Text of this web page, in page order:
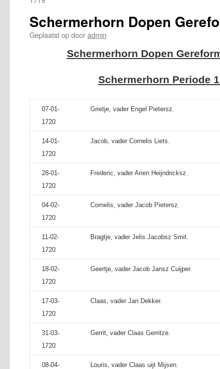
Schermerhorn Dopen
Geplaatst opdooradmin
Schermerhorn Dopen
Schermerhorn Periode
07-01-
1720
Grietje, vader Engel Pietersz.
14-01-
1720
Jacob, vader Cornelis Liets.
28-01-
1720
Frederic, vader Arien Heijndricksz.
04-02-
1720
Cornelis, vader Jacob Pietersz.
11-02-
1720
Bragtje, vader Jelis Jacobsz Smit.
18-02-
1720
Geertje, vader Jacob Jansz Cuijper.
17-03-
1720
Claas, vader Jan Dekker.
31-03-
1720
Gerrit, vader Claas Gerritze.
08-04-
Louris, vader Claas uijt Mijsen.